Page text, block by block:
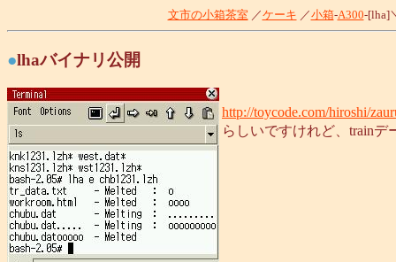
文市の小箱茶室 ／ケーキ ／小箱-A300-[lha]
●lhaバイナリ公開
http://toycode.com/hiroshi/
らしいですけれど、trainデ